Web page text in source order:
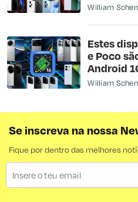
William
Estes
e Poco
Android
William
Se inscreva na nossa
Fique por dentro das melhores